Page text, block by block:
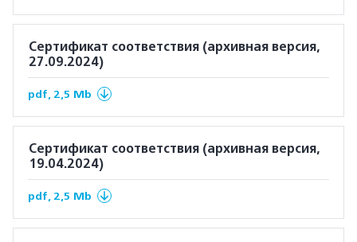
Сертификат соответствия (архивная версия,
27.09.2024)
pdf, 2,5 Mb
Сертификат соответствия (архивная версия,
19.04.2024)
pdf, 2,5 Mb